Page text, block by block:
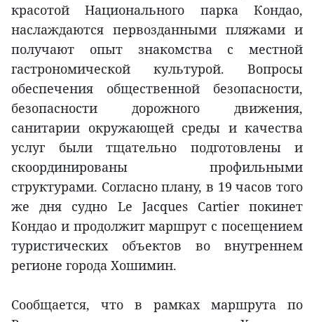
красотой Национального парка Кондао,
наслаждаются первозданными пляжами и
получают опыт знакомства с местной
гастрономической культурой. Вопросы
обеспечения общественной безопасности,
безопасности дорожного движения,
санитарии окружающей среды и качества
услуг были тщательно подготовлены и
скоординированы профильными
структурами. Согласно плану, в 19 часов того
же дня судно Le Jacques Cartier покинет
Кондао и продолжит маршрут с посещением
туристических объектов во внутреннем
регионе города Хошимин.
Сообщается, что в рамках маршрута по